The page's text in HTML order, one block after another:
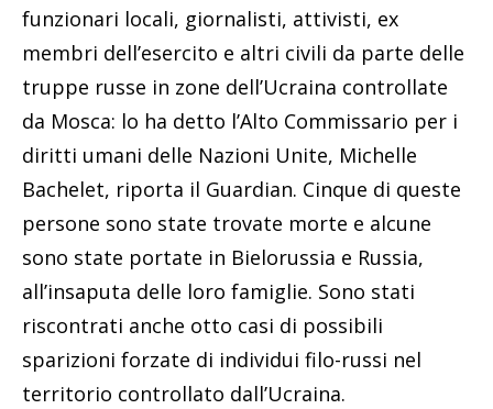
funzionari locali, giornalisti, attivisti, ex
membri dell’esercito e altri civili da parte delle
truppe russe in zone dell’Ucraina controllate
da Mosca: lo ha detto l’Alto Commissario per i
diritti umani delle Nazioni Unite, Michelle
Bachelet, riporta il Guardian. Cinque di queste
persone sono state trovate morte e alcune
sono state portate in Bielorussia e Russia,
all’insaputa delle loro famiglie. Sono stati
riscontrati anche otto casi di possibili
sparizioni forzate di individui filo-russi nel
territorio controllato dall’Ucraina.